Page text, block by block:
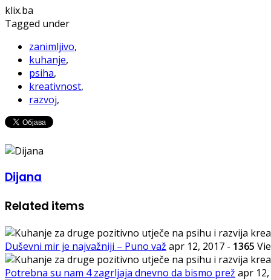
klix.ba
Tagged under
zanimljivo,
kuhanje,
psiha,
kreativnost,
razvoj,
Dijana
Related items
Duševni mir je najvažniji – Puno važ apr 12, 2017 - 1365
Potrebna su nam 4 zagrljaja dnevno da bismo prež apr